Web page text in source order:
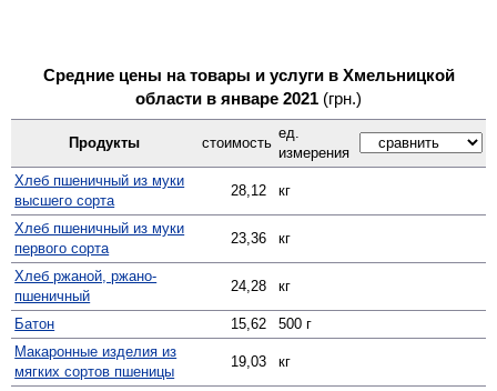
Средние цены на товары и услуги в Хмельницкой
области в январе 2021 (грн.)
Продукты стоимость
ед.
измерения
Хлеб пшеничный из муки
высшего сорта
28,12 кг
Хлеб пшеничный из муки
первого сорта
23,36 кг
Хлеб ржаной, ржано-
пшеничный
24,28 кг
Батон 15,62
500 г
Макаронные изделия из
мягких сортов пшеницы
19,03 кг